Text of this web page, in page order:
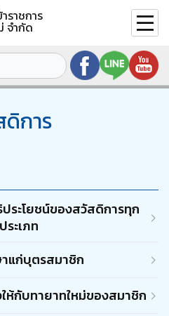
าชการ
จำกัด
การ
ระโยชน์ของสวัสดิการทุก
ประเภท
แก่บุตรสมาชิก
ห้กับทายาทใหม่ของสมาชิก